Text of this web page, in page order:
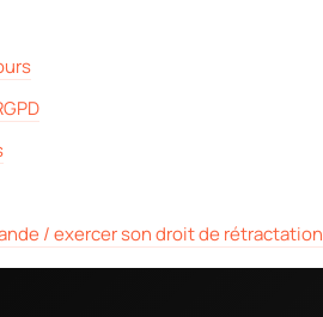
/ exercer son droit de rétractation